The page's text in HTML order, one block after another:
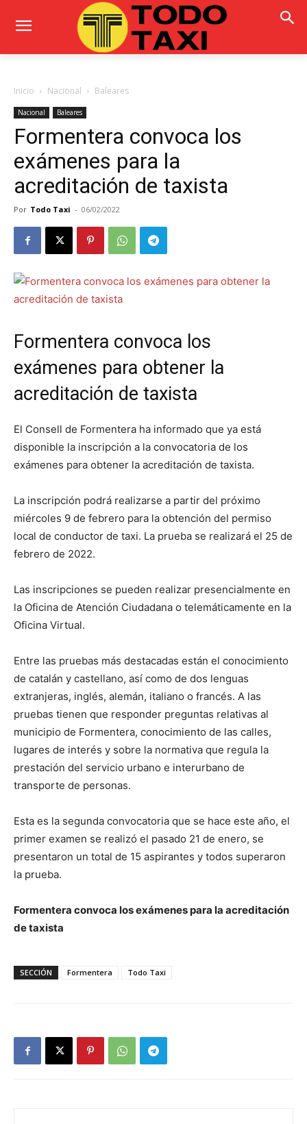
Inicio Nacional Baleares
Nacional Baleares
Formentera convoca los
exámenes para la
acreditación de taxista
Por Todo Taxi - 06/02/2022
Formentera convoca los
exámenes para obtener la
acreditación de taxista
El Consell de Formentera ha informado que ya está
disponible la inscripción a la convocatoria de los
exámenes para obtener la acreditación de taxista.
La inscripción podrá realizarse a partir del próximo
miércoles 9 de febrero para la obtención del permiso
local de conductor de taxi. La prueba se realizará el 25 de
febrero de 2022.
Las inscripciones se pueden realizar presencialmente en
la Oficina de Atención Ciudadana o telemáticamente en la
Oficina Virtual.
Entre las pruebas más destacadas están el conocimiento
de catalán y castellano, así como de dos lenguas
extranjeras, inglés, alemán, italiano o francés. A las
pruebas tienen que responder preguntas relativas al
municipio de Formentera, conocimiento de las calles,
lugares de interés y sobre la normativa que regula la
prestación del servicio urbano e interurbano de
transporte de personas.
Esta es la segunda convocatoria que se hace este año, el
primer examen se realizó el pasado 21 de enero, se
presentaron un total de 15 aspirantes y todos superaron
la prueba.
Formentera convoca los exámenes para la acreditación
de taxista
SECCIÓN Formentera Todo Taxi